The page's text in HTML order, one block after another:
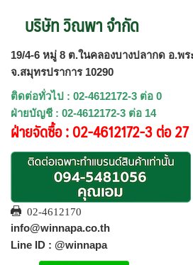
บริษัท วิณพา จำกัด
19/4-6 หมู่ 8 ต.ในคลองบางปลากด อ.พ
จ.สมุทรปราการ 10290
ติดต่อทั่วไป : 02-4612172-3 ต่อ 0
ฝ่ายบัญชี : 02-4612172-3 ต่อ 14
ฝ่ายจัดซื้อ : 02-4612172-3 ต่อ 27
02-4612170
info@winnapa.co.th
Line ID : @winnapa